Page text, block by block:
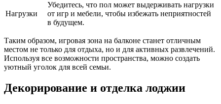
Нагрузки
Убедитесь, что пол может выдерживать нагрузки
от игр и мебели, чтобы избежать неприятностей
в будущем.
Таким образом, игровая зона на балконе станет отличным
местом не только для отдыха, но и для активных развлечений.
Используя все возможности пространства, можно создать
уютный уголок для всей семьи.
Декорирование и отделка лоджии